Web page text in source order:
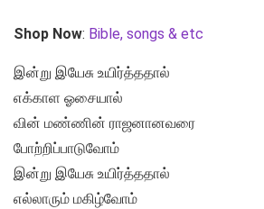
Shop Now: Bible, songs & etc
இன்று இயேசு உயிர்த்ததால்
எக்காள ஓசையால்
வின் மண்ணின் ராஜனானவரை
போற்றிப்பாடுவோம்
இன்று இயேசு உயிர்த்ததால்
எல்லாரும் மகிழ்வோம்